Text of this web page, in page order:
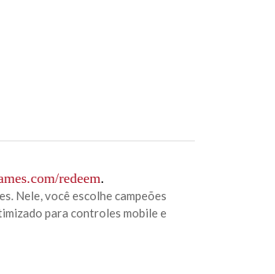
redeem.
Nele, você escolhe campeões
para controles mobile e